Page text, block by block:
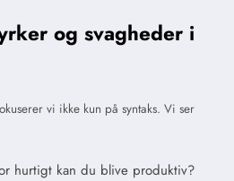
og svagheder i
vi ikke kun på syntaks. Vi ser
hurtigt kan du blive produktiv?